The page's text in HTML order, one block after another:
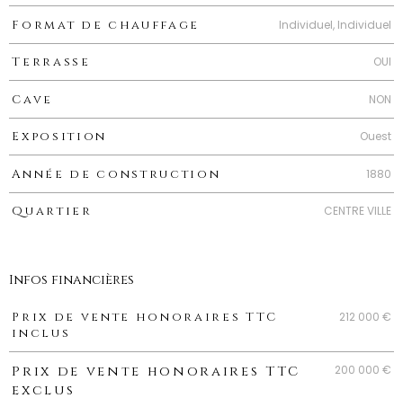
Format de chauffage Individuel, Individuel
Terrasse OUI
Cave NON
Exposition Ouest
Année de construction 1880
Quartier CENTRE VILLE
Infos financières
Caractéristiques Valeurs
Prix de vente honoraires TTC
inclus
212 000 €
Prix de vente honoraires TTC
exclus
200 000 €